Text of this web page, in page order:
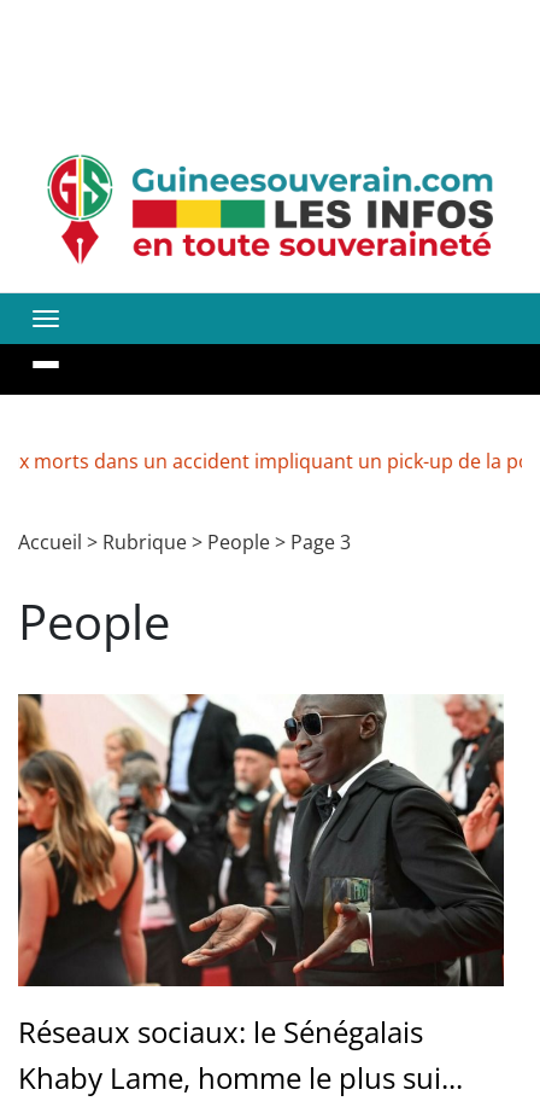
dans un accident impliquant un pick-up de la police
Accueil > Rubrique> People> Page 3
People
Réseaux sociaux: le Sénégalais
Khaby Lame, homme le plus sui...